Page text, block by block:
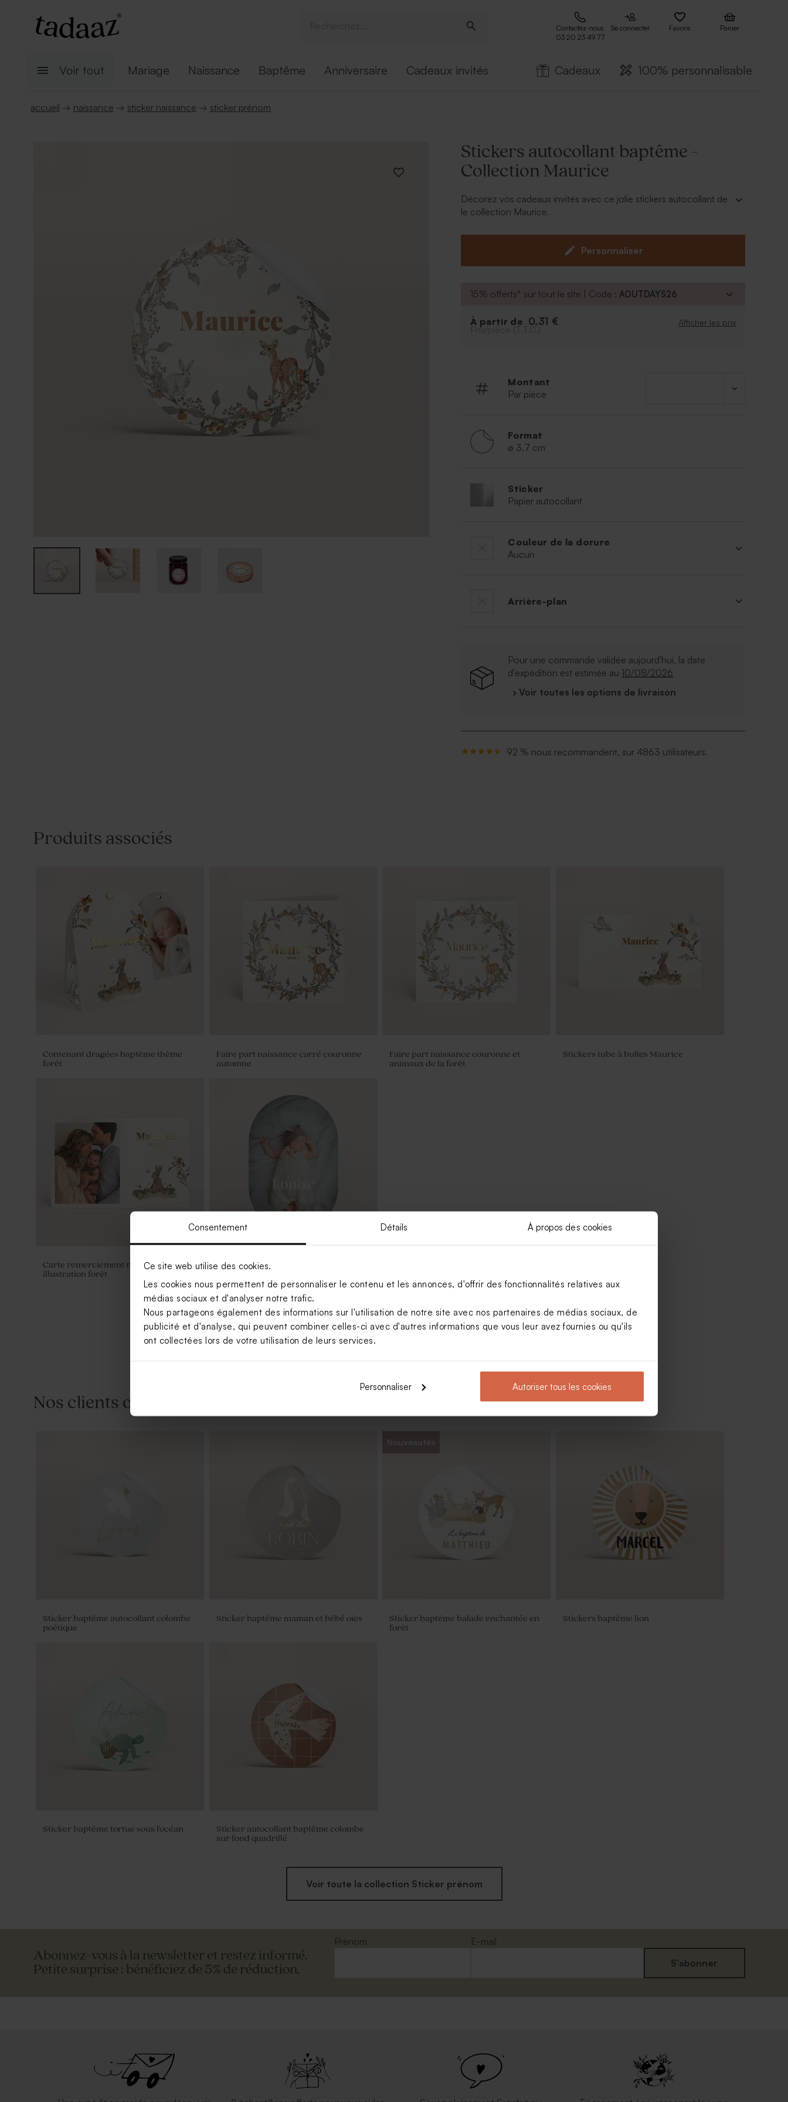
Consentement Détails À propos des cookies
Ce site web utilise des cookies.
Les cookies nous permettent de personnaliser le contenu et les annonces, d'offrir des fonctionnalités relatives aux
médias sociaux et d'analyser notre trafic.
Nous partageons également des informations sur l'utilisation de notre site avec nos partenaires de médias sociaux, de
publicité et d'analyse, qui peuvent combiner celles-ci avec d'autres informations que vous leur avez fournies ou qu'ils
ont collectées lors de votre utilisation de leurs services.
Personnaliser Autoriser tous les cookies
Contactez-nous
03 20 23 49 77
Se connecter Favoris Panier
Voir tout Mariage Naissance Baptême Anniversaire Cadeaux invités Cadeaux 100% personnalisable
accueil → naissance → sticker naissance → sticker prénom
Stickers autocollant baptême -
Collection Maurice
Décorez vos cadeaux invités avec ce jolie stickers autocollant de
le collection Maurice.
* À personnaliser en ligne.
Personnaliser
15% offerts* sur tout le site | Code :AOUTDAYS26
À partir de 0,31 € Afficher les prix
Prix/pièce (T.T.C.)
Montant
Par pièce
Format
ø 3,7 cm
Sticker
Papier autocollant
Couleur de la dorure
Aucun
Arrière-plan
Pour une commande validée aujourd'hui, la date
d'expédition est estimée au 10/08/2026
› Voir toutes les options de livraison
92 % nous recommandent, sur 4863 utilisateurs.
Produits associés
Contenant dragées baptême thème
forêt
Faire part naissance carré couronne
automne
Faire part naissance couronne et
animaux de la forêt
Stickers tube à bulles Maurice
Carte remerciement naissance
illustration forêt
Remerciement naissance format oval
Savon baptême rose - Parfum Hibiscus
Dragées baptême lentilles roses 1 kg (±
Vase rose pour cadeau invité baptême
Voir +
Nos clients ont aussi aimé...
Sticker baptême autocollant colombe
poétique
Sticker baptême maman et bébé oies
Nouveautés
Sticker baptême balade enchantée en
forêt
Stickers baptême lion
Sticker baptême tortue sous l'océan
Sticker autocollant baptême colombe
sur fond quadrillé
Voir toute la collection Sticker prénom
Abonnez-vous à la newsletter et restez informé.
Petite surprise : bénéficiez de 5% de réduction.
Prénom
E-mail
S'abonner